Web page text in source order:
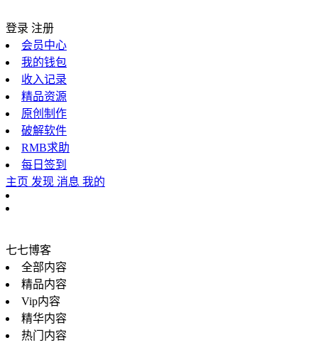
登录 注册
会员中心
我的钱包
收入记录
精品资源
原创制作
破解软件
RMB求助
每日签到
主页 发现 消息 我的
七七博客
全部内容
精品内容
Vip内容
精华内容
热门内容